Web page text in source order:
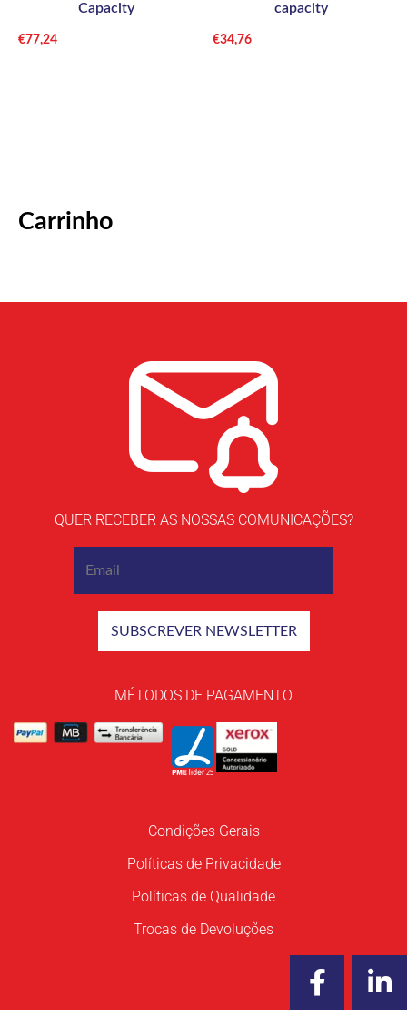
Carrinho
Capacity
€77,24
capacity
€34,76
QUER RECEBER AS NOSSAS COMUNICAÇÕES?
MÉTODOS DE PAGAMENTO
Condições Gerais
Políticas de Privacidade
Políticas de Qualidade
Trocas de Devoluções
F
a
i